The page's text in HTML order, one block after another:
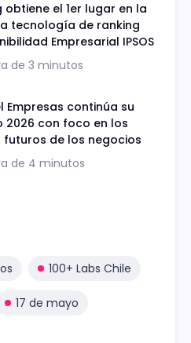
obtiene el 1er lugar en la
tecnología de ranking
Empresarial IPSOS
de 3 minutos
Empresas continúa su
2026 con foco en los
de los negocios
de 4 minutos
100+ Labs Chile
17 de mayo